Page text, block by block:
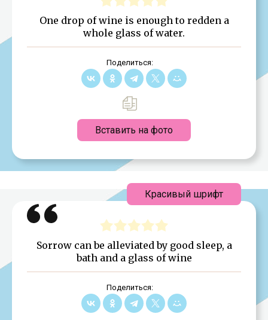
One drop of wine is enough to redden a
whole glass of water.
Поделиться:
Вставить на фото
Sorrow can be alleviated by good sleep, a
bath and a glass of wine
Поделиться:
Красивый шрифт